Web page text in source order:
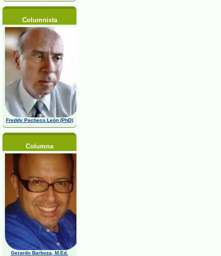
Columnista
Freddy Pacheco León (PhD)
Columna
Gerardo Barboza, M.Ed.